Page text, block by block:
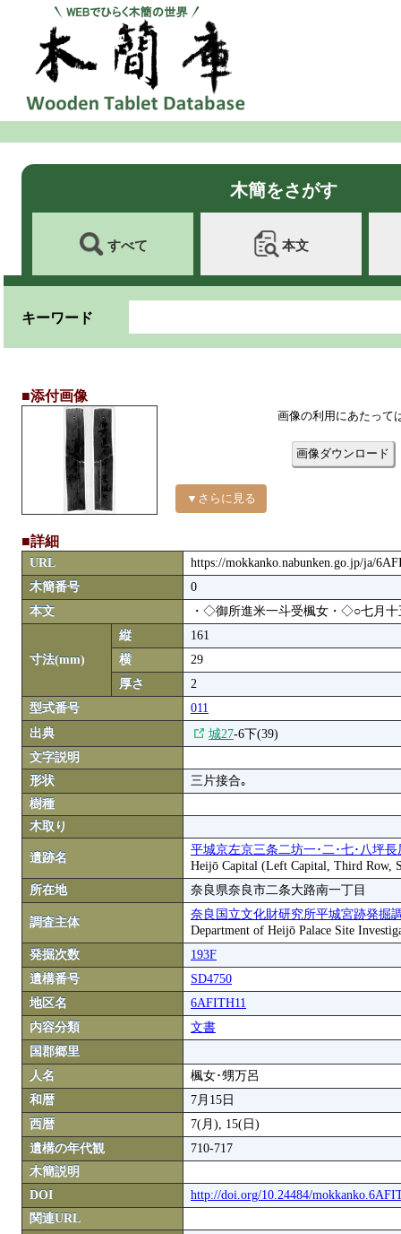
木簡をさがす
すべて 本文
キーワード
■添付画像
▼さらに見る
画像の利用にあたって
画像ダウンロード
■詳細
URL
https://mokkanko.nabunken.go.jp/ja/
木簡番号
0
本文
・◇御所進米一斗受楓女・◇○七月十
寸法(mm)
縦
161
横
29
厚さ
2
型式番号
011
出典
城27-6下(39)
文字説明
形状
三片接合｡
樹種
木取り
遺跡名
平城京左京三条二坊一･二･七･八坪長
Heijō Capital (Left Capital, Third Row,
所在地
奈良県奈良市二条大路南一丁目
調査主体
奈良国立文化財研究所平城宮跡発掘
Department of Heijō Palace Site
発掘次数
193F
遺構番号
SD4750
地区名
6AFITH11
内容分類
文書
国郡郷里
人名
楓女･甥万呂
和暦
7月15日
西暦
7(月), 15(日)
遺構の年代観
710-717
木簡説明
DOI
http://doi.org/10.24484/
関連URL